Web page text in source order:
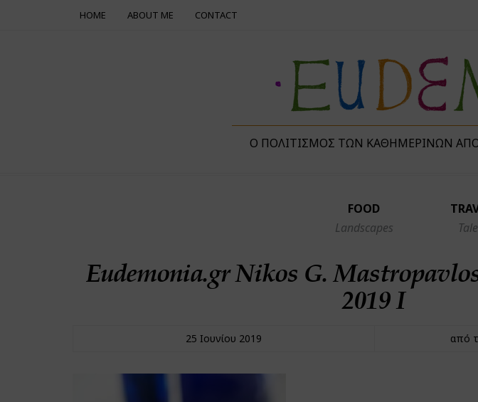
HOME ABOUT ME CONTACT
Ο ΠΟΛΙΤΙΣΜΌΣ ΤΩΝ ΚΑΘΗΜΕΡΙΝΏΝ
FOOD
Landscapes
Eudemonia.gr Nikos G.
2019 I
25 Ιουνίου 2019 από